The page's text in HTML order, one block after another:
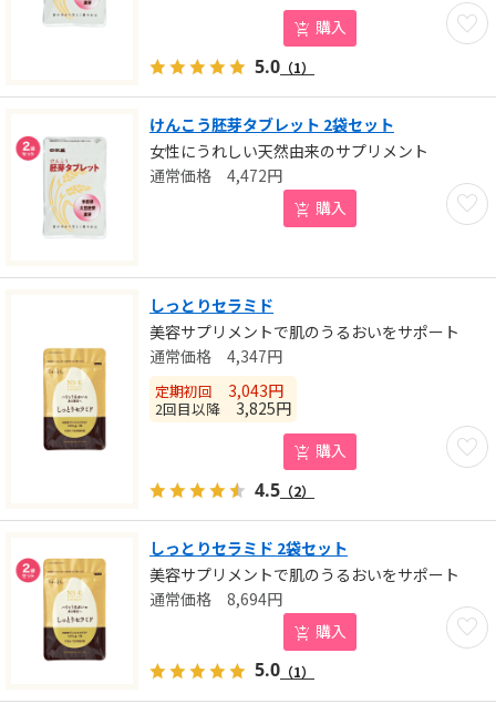
お気
購入
5.0 （1）
けんこう胚芽タブレット 2袋セット
女性にうれしい天然由来のサプリメント
お気
4,472円
購入
しっとりセラミド
美容サプリメントで肌のうるおいをサポート
お気
4,347円
定期初回 3,043円
2回目以降 3,825円
購入
4.5 （2）
しっとりセラミド 2袋セット
美容サプリメントで肌のうるおいをサポート
お気
8,694円
購入
5.0 （1）